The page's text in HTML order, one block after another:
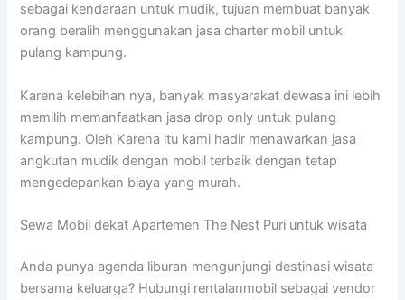
sebagai kendaraan untuk mudik, tujuan membuat banyak
orang beralih menggunakan jasa charter mobil untuk
pulang kampung.
Karena kelebihan nya, banyak masyarakat dewasa ini lebih
memilih memanfaatkan jasa drop only untuk pulang
kampung. Oleh Karena itu kami hadir menawarkan jasa
angkutan mudik dengan mobil terbaik dengan tetap
mengedepankan biaya yang murah.
Sewa Mobil dekat Apartemen The Nest Puri untuk wisata
Anda punya agenda liburan mengunjungi destinasi wisata
bersama keluarga? Hubungi rentalanmobil sebagai vendor